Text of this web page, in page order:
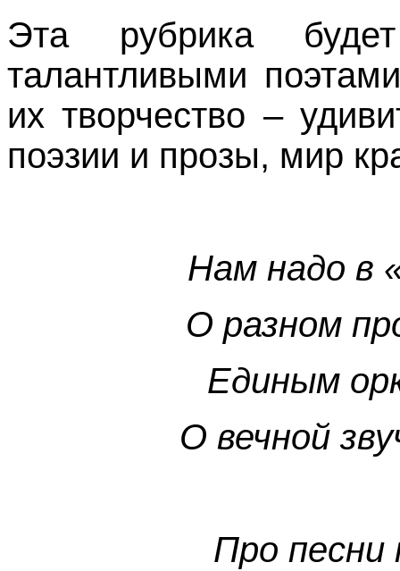
Эта рубрика
талантливыми
их творчество –
поэзии и прозы, мир
Нам надо в
О разном
Единым
О вечной
Про песни